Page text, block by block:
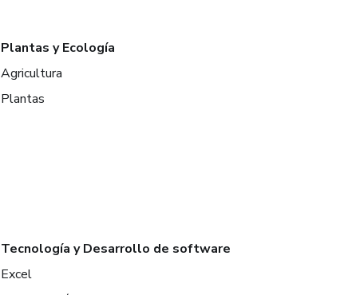
Plantas y Ecología
Agricultura
Plantas
Tecnología y Desarrollo de software
Excel